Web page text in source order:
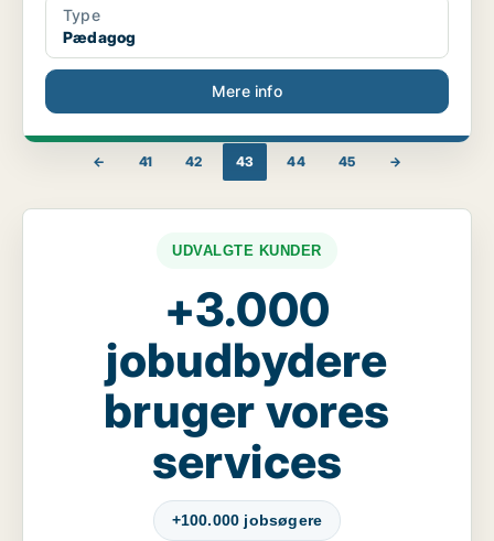
Type
Pædagog
Mere info
← 41 42 43 44 45 →
UDVALGTE KUNDER
+3.000
jobudbydere
bruger vores
services
+100.000 jobsøgere